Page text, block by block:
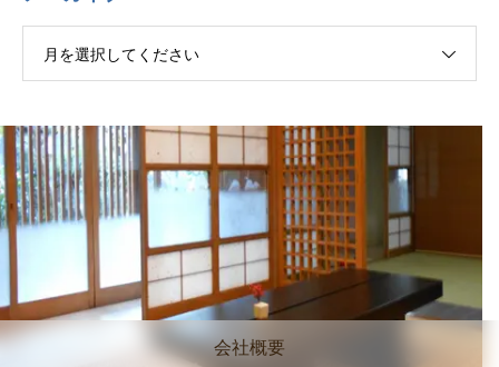
月を選択してください
会社概要